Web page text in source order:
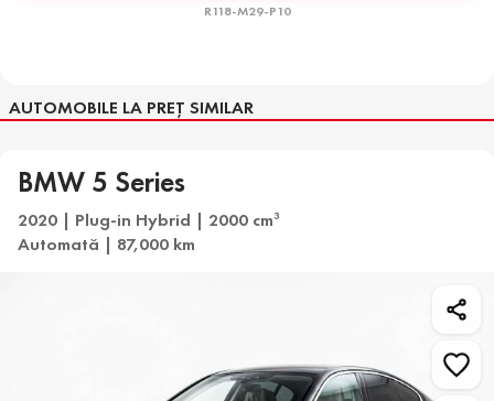
R118-M29-P10
AUTOMOBILE LA PREȚ SIMILAR
BMW 5 Series
2020 | Plug-in Hybrid | 2000 cm3
Automată | 87,000 km